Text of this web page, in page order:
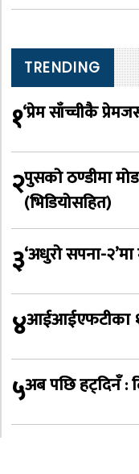
TRENDING
१‘प्रेम साँच्चीकै
२पुसको ठण्डीमा
(भिडियोसहित)
३‘अधुरो सपना-
४आईआईएफटीका
५अब पछि हट्दिनँ :